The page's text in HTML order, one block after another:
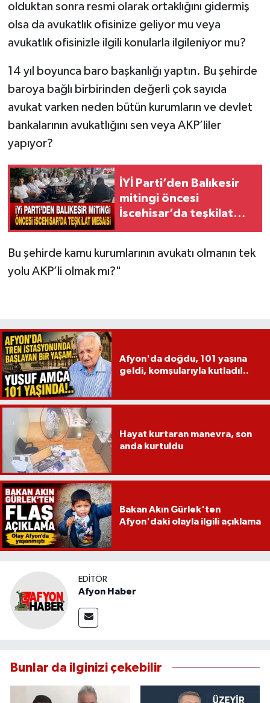
olduktan sonra resmi olarak ortaklığını gidermiş
olsa da avukatlık ofisinize geliyor mu veya
avukatlık ofisinizle ilgili konularla ilgileniyor mu?
14 yıl boyunca baro başkanlığı yaptın. Bu şehirde
baroya bağlı birbirinden değerli çok sayıda
avukat varken neden bütün kurumların ve devlet
bankalarının avukatlığını sen veya AKP’liler
yapıyor?
İYİ Parti’den Balıkesir
mitingi öncesi
İscehisar’da teşkilat
Bu şehirde kamu kurumlarının avukatı olmanın tek
yolu AKP’li olmak mı?"
Afyon'da doğdu, 101 yaşına
geldi, komşularıyla kutladı!..
Hayat kurtaran manevra, son
anda kurtuldu
Bakan Akın Gürlek'ten
Afyon'daki olayla ilgili açıklama
EDITÖR
Afyon Haber
Bunlar da ilginizi çekebilir